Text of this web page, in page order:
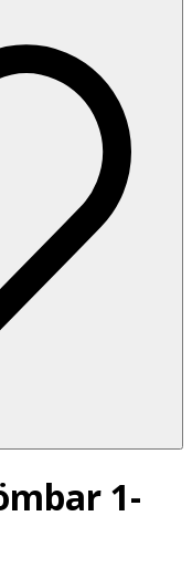
1-